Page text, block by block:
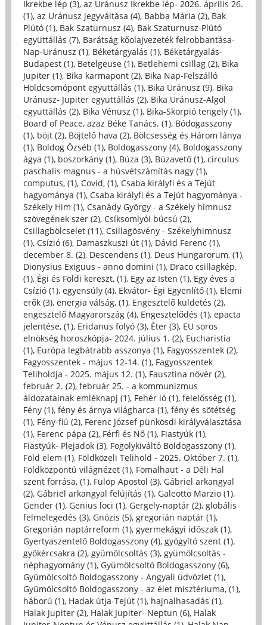
Ikrekbe lép (3), az Uránusz Ikrekbe lép- 2026. április 26.
(1), az Uránusz jegyváltása (4), Babba Mária (2), Bak
Plútó (1), Bak Szaturnusz (4), Bak Szaturnusz-Plútó
együttállás (7), Barátság kőolajvezeték felrobbantása-
Nap-Uránusz (1), Béketárgyalás (1), Béketárgyalás-
Budapest (1), Betelgeuse (1), Betlehemi csillag (2), Bika
Jupiter (1), Bika karmapont (2), Bika Nap-Felszálló
Holdcsomópont együttállás (1), Bika Uránusz (9), Bika
Uránusz- Jupiter együttállás (2), Bika Uránusz-Algol
együttállás (2), Bika Vénusz (1), Bika-Skorpió tengely (1),
Board of Peace, azaz Béke Tanács. (1), Bódogasszony
(1), böjt (2), Böjtelő hava (2), Bölcsesség és Három lánya
(1), Boldog Özséb (1), Boldogasszony (4), Boldogasszony
ágya (1), boszorkány (1), Búza (3), Búzavető (1), circulus
paschalis magnus - a húsvétszámítás nagy (1),
computus, (1), Covid, (1), Csaba királyfi és a Tejút
hagyománya (1), Csaba királyfi és a Tejút hagyománya -
Székely Him (1), Csanády György - a Székely himnusz
szövegének szer (2), Csíksomlyói búcsú (2),
Csillagbölcselet (11), Csillagösvény - Székelyhimnusz
(1), Csízió (6), Damaszkuszi út (1), Dávid Ferenc (1),
december 8. (2), Descendens (1), Deus Hungarorum, (1),
Dionysius Exiguus - anno domini (1), Draco csillagkép,
(1), Égi és Földi kereszt, (1), Egy az Isten (1), Egy éves a
Csízió (1), egyensúly (4), Ekvátor- Égi Egyenlítő (1), Elemi
erők (3), energia válság, (1), Engesztelő küldetés (2),
engesztelő Magyarország (4), Engesztelődés (1), epacta
jelentése, (1), Eridanus folyó (3), Éter (3), EU soros
elnökség horoszkópja- 2024. július 1. (2), Eucharistia
(1), Európa legbátrabb asszonya (1), Fagyosszentek (2),
Fagyosszentek - május 12-14. (1), Fagyosszentek
Teliholdja - 2025. május 12. (1), Fausztina nővér (2),
február 2. (2), február 25. - a kommunizmus
áldozatainak emléknapj (1), Fehér ló (1), felelősség (1),
Fény (1), fény és árnya világharca (1), fény és sötétség
(1), Fény-fiú (2), Ferenc József pünkösdi királyválasztása
(1), Ferenc pápa (2), Férfi és Nő (1), Fiastyúk (1),
Fiastyúk- Plejadok (3), Fogolykiváltó Boldogasszony (1),
Föld elem (1), Földközeli Telihold - 2025. Október 7. (1),
Földközpontú világnézet (1), Fomalhaut - a Déli Hal
szent forrása, (1), Fülöp Apostol (3), Gábriel arkangyal
(2), Gábriel arkangyal felújítás (1), Galeotto Marzio (1),
Gender (1), Genius loci (1), Gergely-naptár (2), globális
felmelegedés (3), Gnózis (5), gregorián naptár (1),
Gregorián naptárreform (1), gyermekágyi időszak (1),
Gyertyaszentelő Boldogasszony (4), gyógyító szent (1),
gyökércsakra (2), gyümölcsoltás (3), gyümölcsoltás -
néphagyomány (1), Gyümölcsoltó Boldogasszony (6),
Gyümölcsoltó Boldogasszony - Angyali üdvözlet (1),
Gyümölcsoltó Boldogasszony - az élet misztériuma, (1),
háború (1), Hadak útja-Tejút (1), hajnalhasadás (1),
Halak Jupiter (2), Halak Jupiter- Neptun (6), Halak